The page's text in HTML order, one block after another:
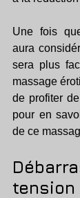
Une fois
aura
sera plus
massage
de profiter
pour en
de ce